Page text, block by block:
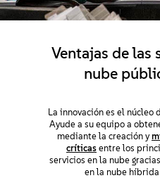
Ventajas de las
nube
La innovación es el núcleo
Ayude a su equipo a
mediante la creación y
críticas entre los
servicios en la nube
en la nube híbrida